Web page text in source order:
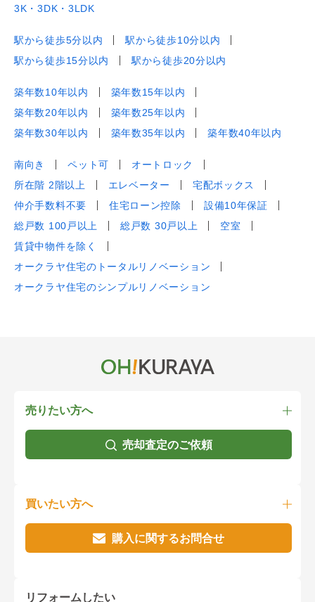
3K・3DK・3LDK
駅から徒歩5分以内
駅から徒歩10分以内
駅から徒歩15分以内
駅から徒歩20分以内
築年数10年以内
築年数15年以内
築年数20年以内
築年数25年以内
築年数30年以内
築年数35年以内 築年数40年以内
南向き ペット可
オートロック
所在階 2階以上
エレベーター
宅配ボックス
仲介手数料不要
住宅ローン控除
設備10年保証
総戸数 100戸以上
総戸数 30戸以上
空室
賃貸中物件を除く
オークラヤ住宅のトータルリノベーション
オークラヤ住宅のシンプルリノベーション
売りたい方へ
売却査定のご依頼
買いたい方へ
購入に関するお問合せ
リフォームしたい